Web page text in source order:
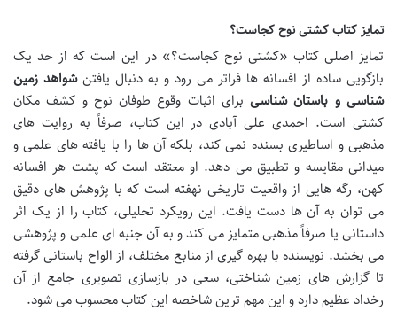
تمایز کتاب کشتی نوح کجاست؟
تمایز اصلی کتاب «کشتی نوح کجاست؟» در این است که از حد یک
بازگویی ساده از افسانه ها فراتر می رود و به دنبال یافتنشواهد زمین
شناسی و باستان شناسیبرای اثبات وقوع طوفان نوح و کشف مکان
کشتی است. احمدی علی آبادی در این کتاب، صرفاً به روایت های
مذهبی و اساطیری بسنده نمی کند، بلکه آن ها را با یافته های علمی و
میدانی مقایسه و تطبیق می دهد. او معتقد است که پشت هر افسانه
کهن، رگه هایی از واقعیت تاریخی نهفته است که با پژوهش های دقیق
می توان به آن ها دست یافت. این رویکرد تحلیلی، کتاب را از یک اثر
داستانی یا صرفاً مذهبی متمایز می کند و به آن جنبه ای علمی و پژوهشی
می بخشد. نویسنده با بهره گیری از منابع مختلف، از الواح باستانی گرفته
تا گزارش های زمین شناختی، سعی در بازسازی تصویری جامع از آن
رخداد عظیم دارد و این مهم ترین شاخصه این کتاب محسوب می شود.